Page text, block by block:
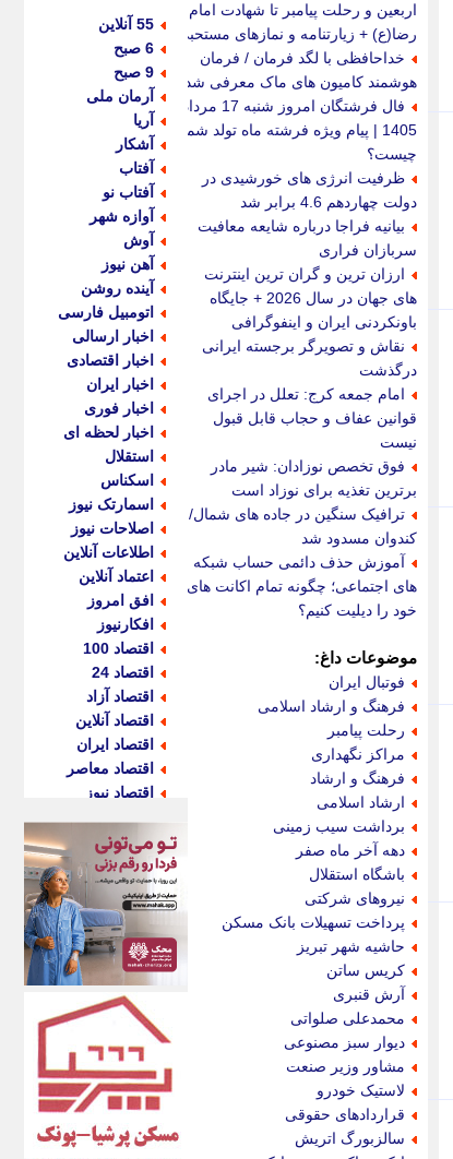
اربعین و رحلت پیامبر تا شهادت امام
رضا(ع) + زیارتنامه و نمازهای مستحبی
خداحافظی با لگد فرمان / فرمان
هوشمند کامیون های ماک معرفی شد
فال فرشتگان امروز شنبه 17 مرداد
1405 | پیام ویژه فرشته ماه تولد شما
چیست؟
ظرفیت انرژی های خورشیدی در
دولت چهاردهم 4.6 برابر شد
بیانیه فراجا درباره شایعه معافیت
سربازان فراری
ارزان ترین و گران ترین اینترنت
های جهان در سال 2026 + جایگاه
باونکردنی ایران و اینفوگرافی
نقاش و تصویرگر برجسته ایرانی
درگذشت
امام جمعه کرج: تعلل در اجرای
قوانین عفاف و حجاب قابل قبول
نیست
فوق تخصص نوزادان: شیر مادر
برترین تغذیه برای نوزاد است
ترافیک سنگین در جاده های شمال/
کندوان مسدود شد
آموزش حذف دائمی حساب شبکه
های اجتماعی؛ چگونه تمام اکانت های
خود را دیلیت کنیم؟
موضوعات داغ:
فوتبال ایران
فرهنگ و ارشاد اسلامی
رحلت پیامبر
مراکز نگهداری
فرهنگ و ارشاد
ارشاد اسلامی
برداشت سیب زمینی
دهه آخر ماه صفر
باشگاه استقلال
نیروهای شرکتی
پرداخت تسهیلات بانک مسکن
حاشیه شهر تبریز
کریس ساتن
آرش قنبری
محمدعلی صلواتی
دیوار سبز مصنوعی
مشاور وزیر صنعت
لاستیک خودرو
قراردادهای حقوقی
سالزبورگ اتریش
55 آنلاین
6 صبح
9 صبح
آرمان ملی
آریا
آشکار
آفتاب
آفتاب نو
آوازه شهر
آوش
آهن نیوز
آینده روشن
اتومبیل فارسی
اخبار ارسالی
اخبار اقتصادی
اخبار ایران
اخبار فوری
اخبار لحظه ای
استقلال
اسکناس
اسمارتک نیوز
اصلاحات نیوز
اطلاعات آنلاین
اعتماد آنلاین
افق امروز
افکارنیوز
اقتصاد 100
اقتصاد 24
اقتصاد آزاد
اقتصاد آنلاین
اقتصاد ایران
اقتصاد معاصر
اقتصاد نیوز
اکوفارس
اکونگار
اکونیوز
الف
انتشار آنلاین
اندیشه قرن
اندیشه معاصر
اندیشه ها
انرژی پرس
ای استخدام
ایتنا
ایراف
ایران آرت
ایران آنلاین